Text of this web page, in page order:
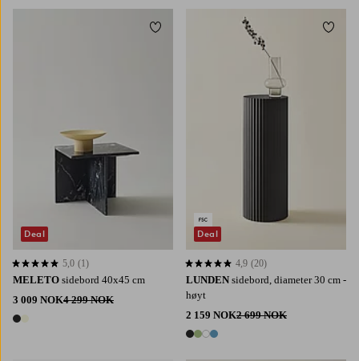
MELETO sidebord 40x45 cm
3 009 NOK4 299 NOK
2 farger
5,0 basert på 1 karaktergivninger
5,0 (1)
Deal
Legg til favoritter
LUNDEN sidebord, diameter 30 cm -
høyt
2 159 NOK2 699 NOK
4 farger
4,9 basert på 20 karaktergivninger
4,9 (20)
Deal
Legg